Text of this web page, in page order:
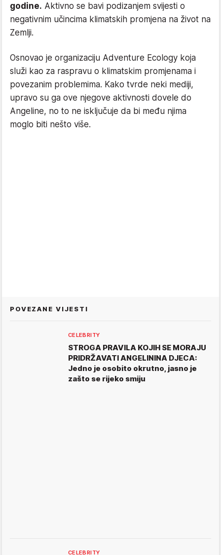
godine. Aktivno se bavi podizanjem svijesti o
negativnim učincima klimatskih promjena na život na
Zemlji.
Osnovao je organizaciju Adventure Ecology koja
služi kao za raspravu o klimatskim promjenama i
povezanim problemima. Kako tvrde neki mediji,
upravo su ga ove njegove aktivnosti dovele do
Angeline, no to ne isključuje da bi među njima
moglo biti nešto više.
POVEZANE VIJESTI
CELEBRITY
STROGA PRAVILA KOJIH SE MORAJU
PRIDRŽAVATI ANGELININA DJECA:
Jedno je osobito okrutno, jasno je
zašto se rijeko smiju
CELEBRITY